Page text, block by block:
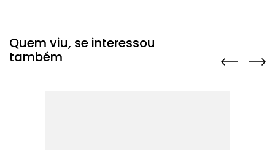
Quem viu, se interessou
também